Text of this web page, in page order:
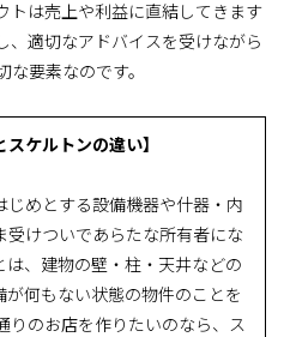
トは売上や利益に直結してきます
、適切なアドバイスを受けながら
要素なのです。
ケルトンの違い】
じめとする設備機器や什器・内
けついであらたな所有者にな
、建物の壁・柱・天井などの
何もない状態の物件のことを
りのお店を作りたいのなら、ス